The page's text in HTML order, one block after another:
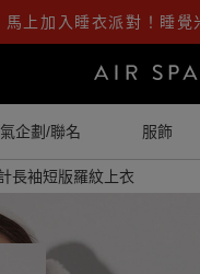
馬上加入睡衣派對！睡
企劃/聯名 服飾
長袖短版羅紋上衣